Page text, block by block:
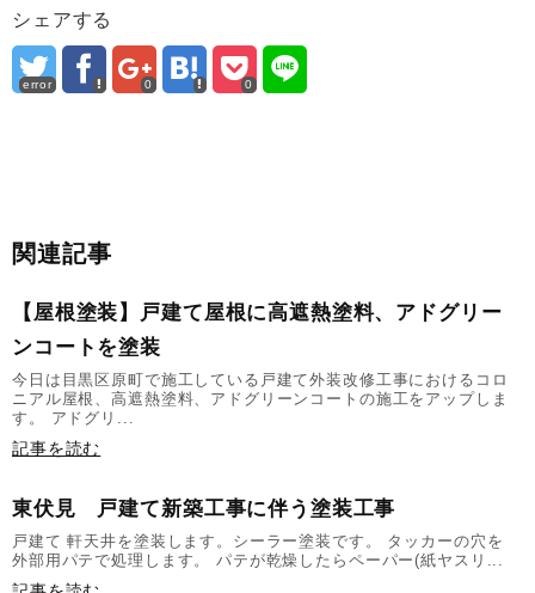
シェアする
error 0 0
関連記事
【屋根塗装】戸建て屋根に高遮熱塗料、アドグリー
ンコートを塗装
今日は目黒区原町で施工している戸建て外装改修工事におけるコロ
ニアル屋根、高遮熱塗料、アドグリーンコートの施工をアップしま
す。 アドグリ...
記事を読む
東伏見 戸建て新築工事に伴う塗装工事
戸建て 軒天井を塗装します。シーラー塗装です。 タッカーの穴を
外部用パテで処理します。 パテが乾燥したらペーパー(紙ヤスリ...